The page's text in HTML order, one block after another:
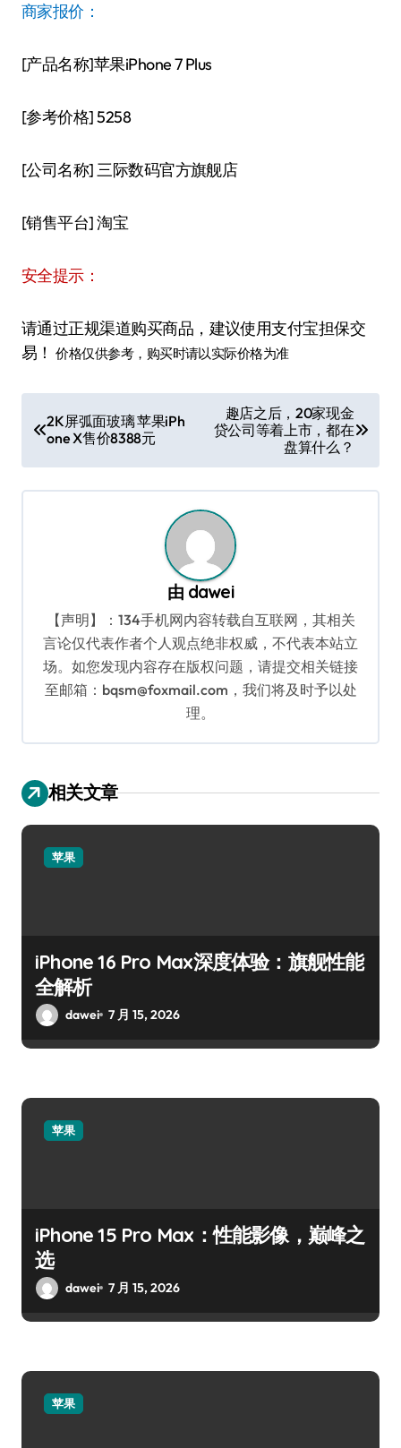
商家报价：
[产品名称]苹果iPhone 7 Plus
[参考价格] 5258
[公司名称] 三际数码官方旗舰店
[销售平台] 淘宝
安全提示：
请通过正规渠道购买商品，建议使用支付宝担保交
易！价格仅供参考，购买时请以实际价格为准
章
导
航
2K屏弧面玻璃 苹果iPh
one X售价8388元
趣店之后，20家现金
贷公司等着上市，都在
盘算什么？
由 dawei
【声明】：134手机网内容转载自互联网，其相关
言论仅代表作者个人观点绝非权威，不代表本站立
场。如您发现内容存在版权问题，请提交相关链接
至邮箱：bqsm@foxmail.com，我们将及时予以处
理。
相关文章
苹果
iPhone 16 Pro Max深度体验：旗舰性能
全解析
dawei 7 月 15, 2026
苹果
iPhone 15 Pro Max：性能影像，巅峰之
选
dawei 7 月 15, 2026
苹果